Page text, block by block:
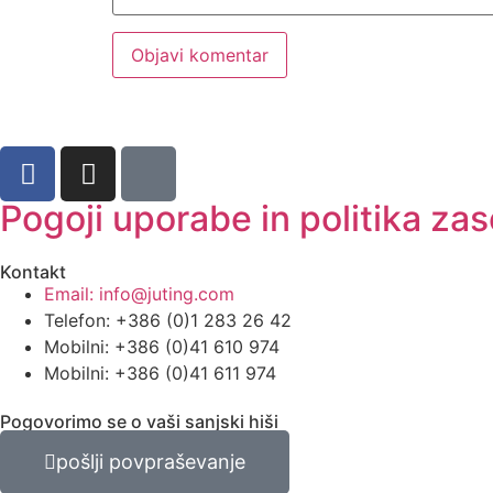
Pogoji uporabe in politika
Kontakt
Email: info@juting.com
Telefon: +386 (0)1 283 26 42
Mobilni: +386 (0)41 610 974
Mobilni: +386 (0)41 611 974
Pogovorimo se o vaši sanjski hiši
pošlji povpraševanje